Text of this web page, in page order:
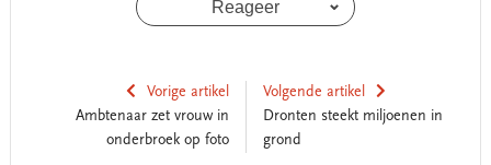
Reageer
Vorige artikel
Ambtenaar zet vrouw in
onderbroek op foto
Volgende artikel
Dronten steekt miljoenen in
grond